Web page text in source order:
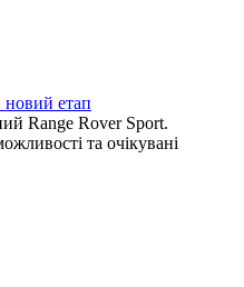
етап
Range Rover Sport.
та очікувані